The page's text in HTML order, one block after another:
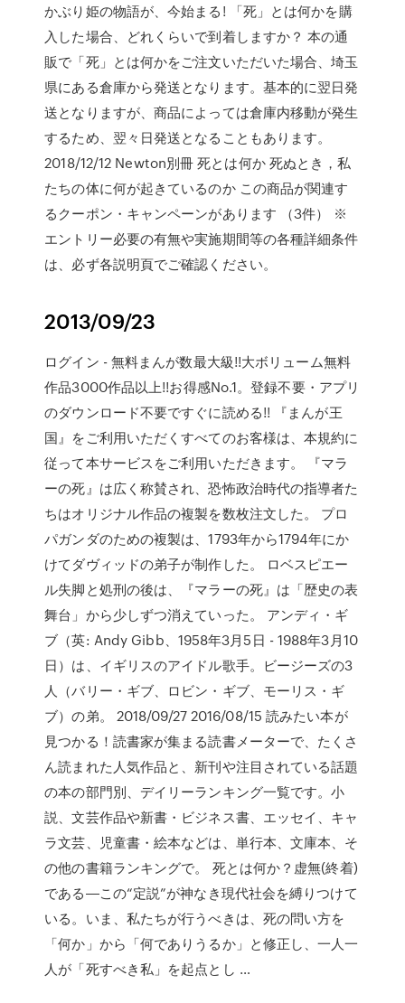
かぶり姫の物語が、今始まる! 「死」とは何かを購
入した場合、どれくらいで到着しますか？ 本の通
販で「死」とは何かをご注文いただいた場合、埼玉
県にある倉庫から発送となります。基本的に翌日発
送となりますが、商品によっては倉庫内移動が発生
するため、翌々日発送となることもあります。
2018/12/12 Newton別冊 死とは何か 死ぬとき，私
たちの体に何が起きているのか この商品が関連す
るクーポン・キャンペーンがあります （3件） ※
エントリー必要の有無や実施期間等の各種詳細条件
は、必ず各説明頁でご確認ください。
2013/09/23
ログイン - 無料まんが数最大級!!大ボリューム無料
作品3000作品以上!!お得感No.1。登録不要・アプリ
のダウンロード不要ですぐに読める!! 『まんが王
国』をご利用いただくすべてのお客様は、本規約に
従って本サービスをご利用いただきます。 『マラ
ーの死』は広く称賛され、恐怖政治時代の指導者た
ちはオリジナル作品の複製を数枚注文した。 プロ
パガンダのための複製は、1793年から1794年にか
けてダヴィッドの弟子が制作した。 ロベスピエー
ル失脚と処刑の後は、『マラーの死』は「歴史の表
舞台」から少しずつ消えていった。 アンディ・ギ
ブ（英: Andy Gibb、1958年3月5日 - 1988年3月10
日）は、イギリスのアイドル歌手。ビージーズの3
人（バリー・ギブ、ロビン・ギブ、モーリス・ギ
ブ）の弟。 2018/09/27 2016/08/15 読みたい本が
見つかる！読書家が集まる読書メーターで、たくさ
ん読まれた人気作品と、新刊や注目されている話題
の本の部門別、デイリーランキング一覧です。小
説、文芸作品や新書・ビジネス書、エッセイ、キャ
ラ文芸、児童書・絵本などは、単行本、文庫本、そ
の他の書籍ランキングで。 死とは何か？虚無(終着)
である―この“定説”が神なき現代社会を縛りつけて
いる。いま、私たちが行うべきは、死の問い方を
「何か」から「何でありうるか」と修正し、一人一
人が「死すべき私」を起点とし …